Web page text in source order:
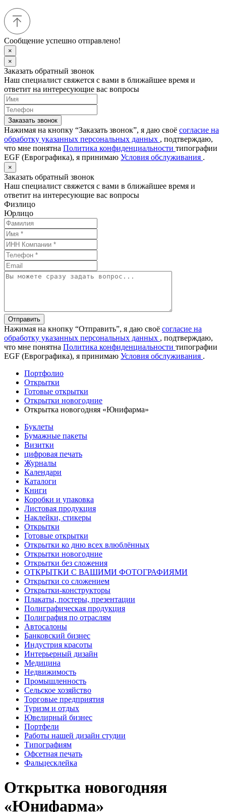
Сообщение успешно отправлено!
×
×
Заказать обратный звонок
Наш специалист свяжется с вами в ближайшее время и
ответит на интересующие вас вопросы
Заказать звонок
Нажимая на кнопку “Заказать звонок”, я даю своё согласие на
обработку указанных персональных данных , подтверждаю,
что мне понятна Политика конфиденциальности типографии
EGF (Еврографика), я принимаю Условия обслуживания .
×
Заказать обратный звонок
Наш специалист свяжется с вами в ближайшее время и
ответит на интересующие вас вопросы
Физлицо
Юрлицо
Отправить
Нажимая на кнопку “Отправить”, я даю своё согласие на
обработку указанных персональных данных , подтверждаю,
что мне понятна Политика конфиденциальности типографии
EGF (Еврографика), я принимаю Условия обслуживания .
Портфолио
Открытки
Готовые открытки
Открытки новогодние
Открытка новогодняя «Юнифарма»
Буклеты
Бумажные пакеты
Визитки
цифровая печать
Журналы
Календари
Каталоги
Книги
Коробки и упаковка
Листовая продукция
Наклейки, стикеры
Открытки
Готовые открытки
Открытки ко дню всех влюблённых
Открытки новогодние
Открытки без сложения
ОТКРЫТКИ С ВАШИМИ ФОТОГРАФИЯМИ
Открытки со сложением
Открытки-конструкторы
Плакаты, постеры, презентации
Полиграфическая продукция
Полиграфия по отраслям
Автосалоны
Банковский бизнес
Индустрия красоты
Интерьерный дизайн
Медицина
Недвижимость
Промышленность
Сельское хозяйство
Торговые предприятия
Туризм и отдых
Ювелирный бизнес
Портфели
Работы нашей дизайн студии
Типографиям
Офсетная печать
Фальцесклейка
Открытка новогодняя
«Юнифарма»